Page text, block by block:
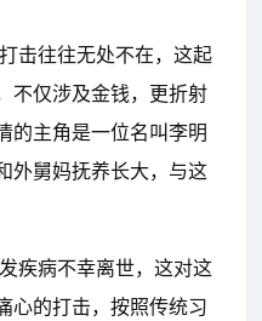
击往往无处不在，这起
不仅涉及金钱，更折射
的主角是一位名叫李明
外舅妈抚养长大，与这
疾病不幸离世，这对这
心的打击，按照传统习